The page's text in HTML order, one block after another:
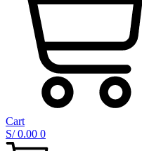
Cart
S/0.00 0